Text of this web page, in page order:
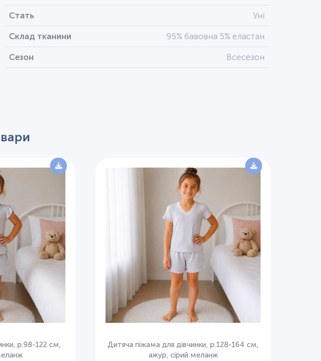
Стать Уні
Склад тканини 95% бавовна 5% еластан
Сезон Всесезон
р.98-122 см,
Дитяча піжама для дівчинки, р.128-164 см,
ажур, сірий меланж